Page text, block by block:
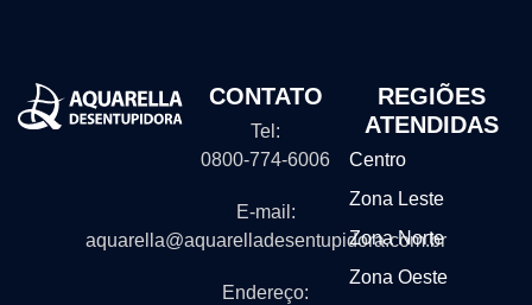
CONTATO
Tel:
0800-774-6006
E-mail:
aquarella@aquarelladesentupidora.com.br
Endereço:
REGIÕES
ATENDIDAS
Centro
Zona Leste
Zona Norte
Zona Oeste